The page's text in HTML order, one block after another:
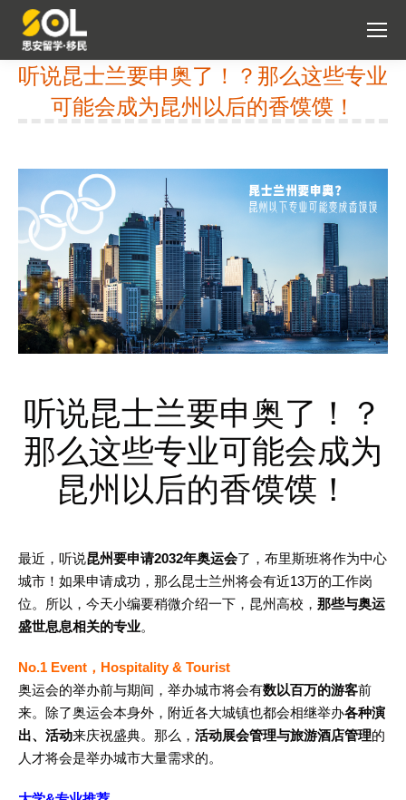
听说昆士兰要申奥了！？那么这些专业
可能会成为昆州以后的香馍馍！
听说昆士兰要申奥了！？
那么这些专业可能会成为
昆州以后的香馍馍！
最近，听说昆州要申请2032年奥运会了，布里斯班将作为中心
城市！如果申请成功，那么昆士兰州将会有近13万的工作岗
位。所以，今天小编要稍微介绍一下，昆州高校， 那些与奥运
盛世息息相关的专业。
No.1 Event，Hospitality & Tourist
奥运会的举办前与期间，举办城市将会有数以百万的游客前
来。除了奥运会本身外，附近各大城镇也都会相继举办各种演
出、活动来庆祝盛典。那么， 活动展会管理与旅游酒店管理的
人才将会是举办城市大量需求的。